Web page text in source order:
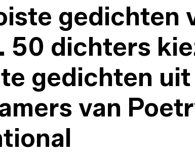
gedichten
50 dichters
gedichten uit
van